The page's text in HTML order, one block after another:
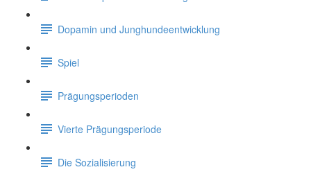
Dopamin und Junghundeentwicklung
Spiel
Prägungsperioden
Vierte Prägungsperiode
Die Sozialisierung